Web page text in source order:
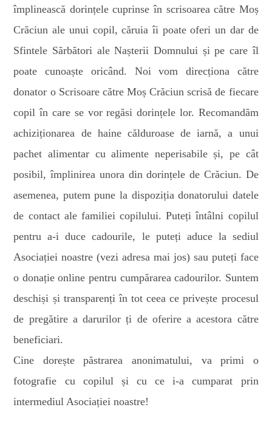
împlinească dorințele cuprinse în scrisoarea către Moș
Crăciun ale unui copil, căruia îi poate oferi un dar de
Sfintele Sărbători ale Nașterii Domnului și pe care îl
poate cunoaște oricând. Noi vom direcționa către
donator o Scrisoare către Moș Crăciun scrisă de fiecare
copil în care se vor regăsi dorințele lor. Recomandăm
achiziționarea de haine călduroase de iarnă, a unui
pachet alimentar cu alimente neperisabile și, pe cât
posibil, împlinirea unora din dorințele de Crăciun. De
asemenea, putem pune la dispoziția donatorului datele
de contact ale familiei copilului. Puteți întâlni copilul
pentru a-i duce cadourile, le puteți aduce la sediul
Asociației noastre (vezi adresa mai jos) sau puteți face
o donație online pentru cumpărarea cadourilor. Suntem
deschiși și transparenți în tot ceea ce privește procesul
de pregătire a darurilor ți de oferire a acestora către
beneficiari.
Cine dorește păstrarea anonimatului, va primi o
fotografie cu copilul și cu ce i-a cumparat prin
intermediul Asociației noastre!